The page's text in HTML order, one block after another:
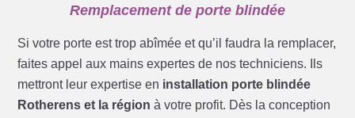
Remplacement de porte blindée
Si votre porte est trop abîmée et qu’il faudra la remplacer,
faites appel aux mains expertes de nos techniciens. Ils
mettront leur expertise en installation porte blindée
Rotherens et la région à votre profit. Dès la conception